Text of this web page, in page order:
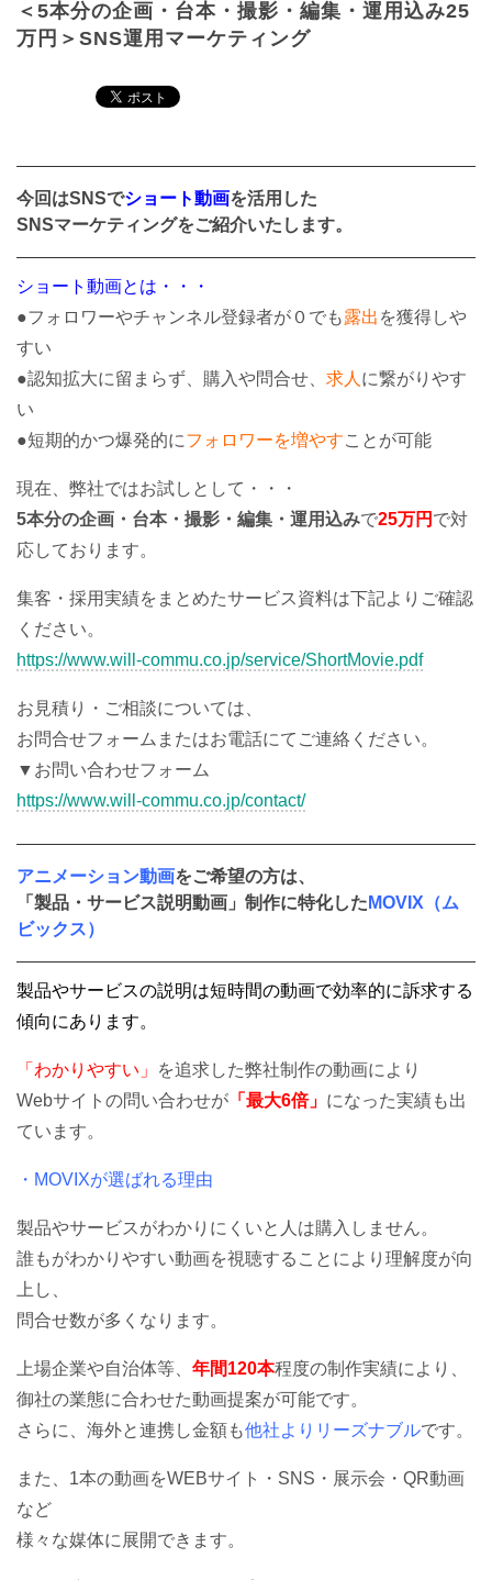
＜5本分の企画・台本・撮影・編集・運用込み25
万円＞SNS運用マーケティング
今回はSNSでショート動画を活用した
SNSマーケティングをご紹介いたします。
ショート動画とは・・・
●フォロワーやチャンネル登録者が０でも露出 を獲得しや
すい
●認知拡⼤に留まらず、購⼊や問合せ、 求⼈ に繋がりやす
い
●短期的かつ爆発的にフォロワーを増やすことが可能
現在、弊社ではお試しとして・・・
5本分の企画・台本・撮影・編集・運用込みで25万円 で対
応しております。
集客・採用実績をまとめたサービス資料は下記よりご確認
ください。
https://www.will-commu.co.jp/service/ShortMovie.pdf
お見積り・ご相談については、
お問合せフォームまたはお電話にてご連絡ください。
▼お問い合わせフォーム
https://www.will-commu.co.jp/contact/
アニメーション動画をご希望の方は、
「製品・サービス説明動画」制作に特化した MOVIX（ム
ビックス）
製品やサービスの説明は短時間の動画で効率的に訴求する
傾向にあります。
「わかりやすい」
を追求した弊社制作の動画により
Webサイトの問い合わせが 「最大6倍」 になった実績も出
ています。
・MOVIXが選ばれる理由
製品やサービスがわかりにくいと人は購入しません。
誰もがわかりやすい動画を視聴することにより理解度が向
上し、
問合せ数が多くなります。
上場企業や自治体等、 年間120本程度の制作実績により、
御社の業態に合わせた動画提案が可能です。
さらに、海外と連携し金額も他社よりリーズナブルです。
また、1本の動画をWEBサイト・SNS・展示会・QR動画
など
様々な媒体に展開できます。